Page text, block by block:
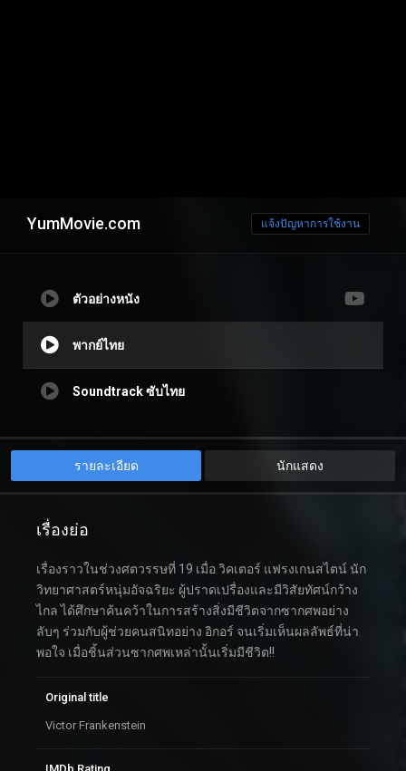
YumMovie.com แจ้งปัญหาการใช้งาน
ตัวอย่างหนัง
พากย์ไทย
Soundtrack ซับไทย
รายละเอียด นักแสดง
เรื่องย่อ
เรื่องราวในช่วงศตวรรษที่ 19 เมื่อ วิคเตอร์ แฟรงเกนสไตน์ นัก
วิทยาศาสตร์หนุ่มอัจฉริยะ ผู้ปราดเปรื่องและมีวิสัยทัศน์กว้าง
ไกล ได้ศึกษาค้นคว้าในการสร้างสิ่งมีชีวิตจากซากศพอย่าง
ลับๆ ร่วมกับผู้ช่วยคนสนิทอย่าง อิกอร์ จนเริ่มเห็นผลลัพธ์ที่น่า
พอใจ เมื่อชิ้นส่วนซากศพเหล่านั้นเริ่มมีชีวิต!!
Original title
Victor Frankenstein